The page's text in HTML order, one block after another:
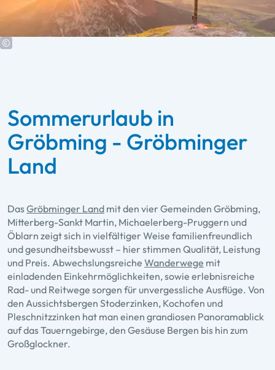
Sommerurlaub in
Gröbming - Gröbminger
Land
DasGröbminger Land mit den vier Gemeinden Gröbming,
Mitterberg-Sankt Martin, Michaelerberg-Pruggern und
Öblarn zeigt sich in vielfältiger Weise familienfreundlich
und gesundheitsbewusst – hier stimmen Qualität, Leistung
und Preis. Abwechslungsreiche Wanderwege mit
einladenden Einkehrmöglichkeiten, sowie erlebnisreiche
Rad- und Reitwege sorgen für unvergessliche Ausflüge. Von
den Aussichtsbergen Stoderzinken, Kochofen und
Pleschnitzzinken hat man einen grandiosen Panoramablick
auf das Tauerngebirge, den Gesäuse Bergen bis hin zum
Großglockner.